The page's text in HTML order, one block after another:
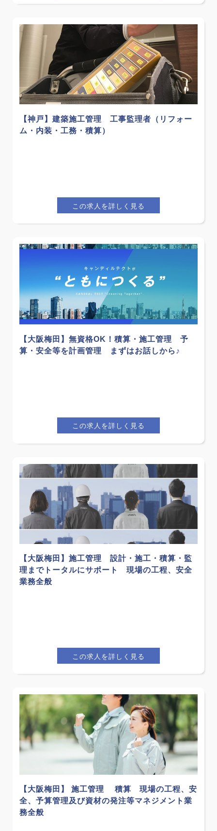
【神戸】建築施工管理 工事監理者（リフォー
ム・内装・工務・積算）
この求人を詳しく見る
【大阪梅田】無資格OK！積算・施工管理 予
算・安全等を計画管理 まずはお話しから♪
この求人を詳しく見る
【大阪梅田】施工管理 設計・施工・積算・監
理までトータルにサポート 現場の工程、安全
業務全般
この求人を詳しく見る
【大阪梅田】 施工管理 積算 現場の工程、安
全、予算管理及び資材の発注等マネジメント業
務全般